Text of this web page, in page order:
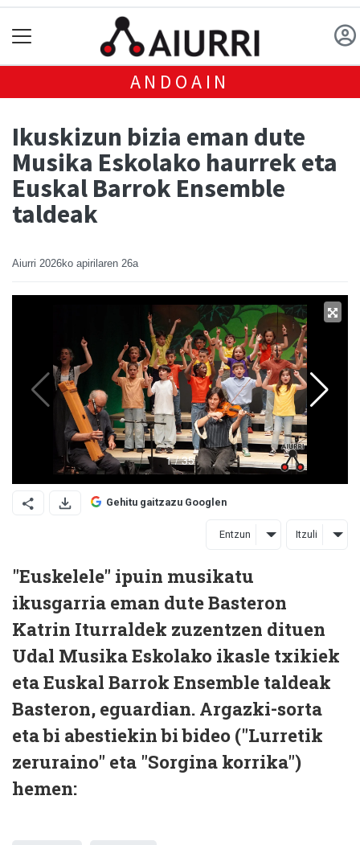
ANDOAIN
Ikuskizun bizia eman dute
Musika Eskolako haurrek eta
Euskal Barrok Ensemble
taldeak
Aiurri 2026ko apirilaren 26a
Gehitu gaitzazu Googlen
Entzun Itzuli
"Euskelele" ipuin musikatu
ikusgarria eman dute Basteron
Katrin Iturraldek zuzentzen dituen
Udal Musika Eskolako ikasle txikiek
eta Euskal Barrok Ensemble taldeak
Basteron, eguardian. Argazki-sorta
eta bi abestiekin bi bideo ("Lurretik
zeruraino" eta "Sorgina korrika")
hemen: